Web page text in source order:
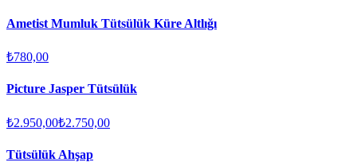
Ametist Mumluk Tütsülük Küre Altlığı
₺780,00
Picture Jasper Tütsülük
₺2.950,00₺2.750,00
Tütsülük Ahşap